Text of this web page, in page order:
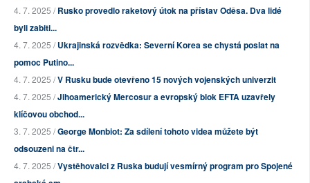
4. 7. 2025 /Rusko provedlo raketový útok na přístav Oděsa. Dva lidé
byli zabiti...
4. 7. 2025 /Ukrajinská rozvědka: Severní Korea se chystá poslat na
pomoc Putino...
4. 7. 2025 /V Rusku bude otevřeno 15 nových vojenských univerzit
4. 7. 2025 /Jihoamerický Mercosur a evropský blok EFTA uzavřely
klíčovou obchod...
3. 7. 2025 /George Monbiot: Za sdílení tohoto videa můžete být
odsouzeni na čtr...
4. 7. 2025 /Vystěhovalci z Ruska budují vesmírný program pro Spojené